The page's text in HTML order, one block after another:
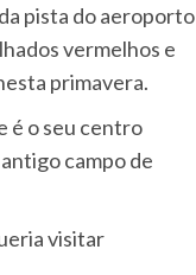
pista do aeroporto
vermelhos e
primavera.
é o seu centro
campo de
visitar